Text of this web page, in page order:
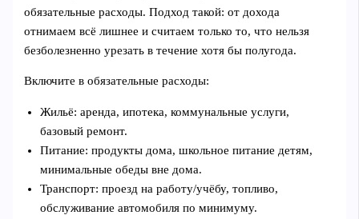
обязательные расходы. Подход такой: от дохода
отнимаем всё лишнее и считаем только то, что нельзя
безболезненно урезать в течение хотя бы полугода.
Включите в обязательные расходы:
Жильё: аренда, ипотека, коммунальные услуги,
базовый ремонт.
Питание: продукты дома, школьное питание детям,
минимальные обеды вне дома.
Транспорт: проезд на работу/учёбу, топливо,
обслуживание автомобиля по минимуму.